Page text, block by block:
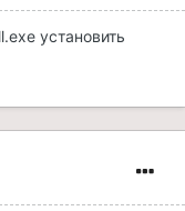
установить